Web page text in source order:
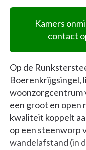
Kamers
contact
Op de
Boerenkrijgsingel,
woonzorgcentrum
een groot en open
kwaliteit koppelt
op een steenworp
wandelafstand (in